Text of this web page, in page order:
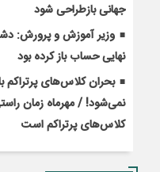
جهانی بازطراحی شود
وزیر آموزش و پرورش:
نهایی حساب باز کرده بود
بحران کلاس‌های پرتراکم
کلاس‌های پرتراکم است